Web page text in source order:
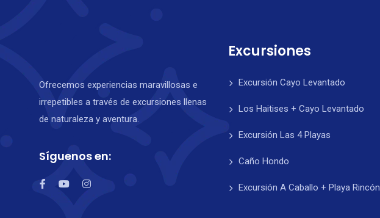
Ofrecemos experiencias maravillosas e
irrepetibles a través de excursiones llenas
de naturaleza y aventura.
Síguenos en:
Excursiones
Excursión Cayo Levantado
Los Haitises + Cayo Levantado
Excursión Las 4 Playas
Caño Hondo
Excursión A Caballo + Playa Rincón